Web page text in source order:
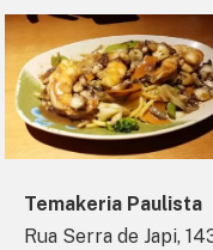
Temakeria Paulista
Rua Serra de Japi,